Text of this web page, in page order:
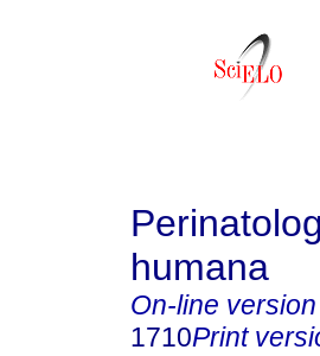
humana
On-line version
1710Print